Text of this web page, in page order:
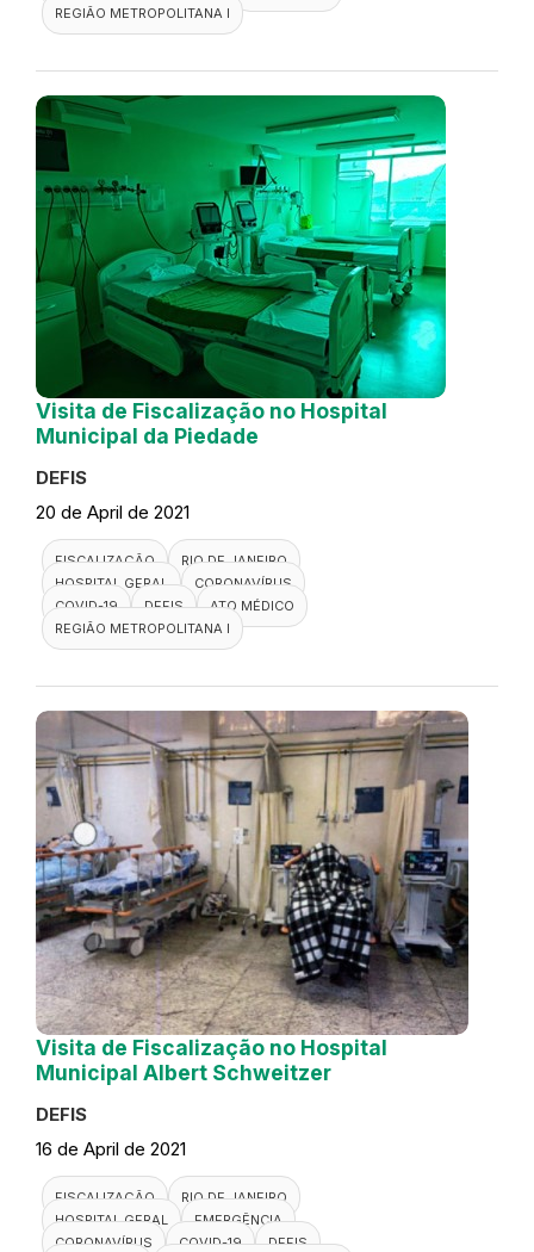
REGIÃO METROPOLITANA I
Visita de Fiscalização no Hospital
Municipal da Piedade
DEFIS
20 de April de 2021
FISCALIZAÇÃO
RIO DE JANEIRO
HOSPITAL GERAL
CORONAVÍRUS
COVID-19
DEFIS
ATO MÉDICO
REGIÃO METROPOLITANA I
Visita de Fiscalização no Hospital
Municipal Albert Schweitzer
DEFIS
16 de April de 2021
FISCALIZAÇÃO
RIO DE JANEIRO
HOSPITAL GERAL
EMERGÊNCIA
CORONAVÍRUS
COVID-19
DEFIS